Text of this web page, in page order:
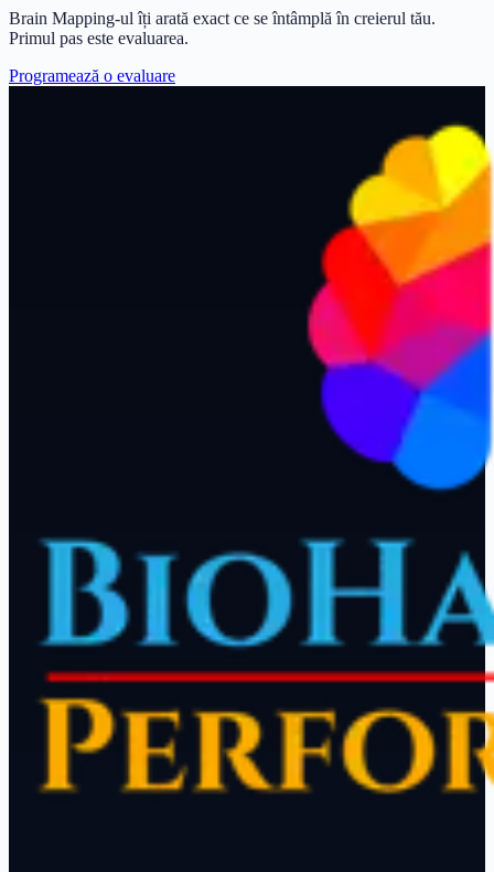
Brain Mapping-ul îți arată exact ce se întâmplă în creierul tău.
Primul pas este evaluarea.
Programează o evaluare